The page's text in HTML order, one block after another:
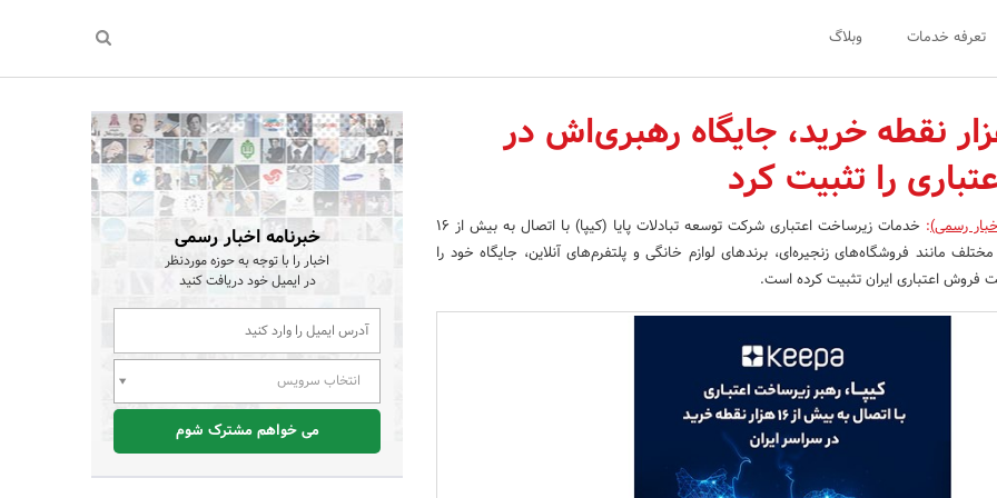
تعرفه خدمات وبلاگ
با ۱۶ هزار نقطه خرید، جایگاه رهبری‌اش در
را تثبیت کرد
رسمی):
خدمات زیرساخت اعتباری شرکت توسعه تبادلات پایا (کیپا) با اتصال به بیش از ۱۶
مانند فروشگاه‌های زنجیره‌ای، برندهای لوازم خانگی و پلتفرم‌های آنلاین، جایگاه خود را
فروش اعتباری ایران تثبیت کرده است.
خبرنامه اخبار رسمی
اخبار را با توجه به حوزه موردنظر
در ایمیل خود دریافت کنید
انتخاب سرویس
می خواهم مشترک شوم